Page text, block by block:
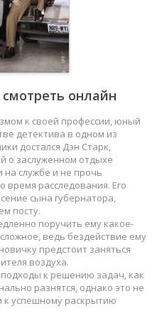
онлайн
к своей профессии, юный
детектива в одном из
достался Дэн Старк,
о заслуженном отдыхе
на службе и не прочь
время расследования. Его
сына губернатора,
посту.
поручить ему какое-
ведь бездействие ему
предстоит заняться
воздуха.
к решению задач, как
разнятся, однако это не
к успешному раскрытию